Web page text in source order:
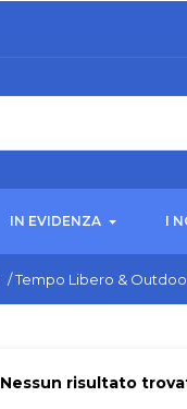
IN EVIDENZA I
/Tempo Libero &
Nessun risultato